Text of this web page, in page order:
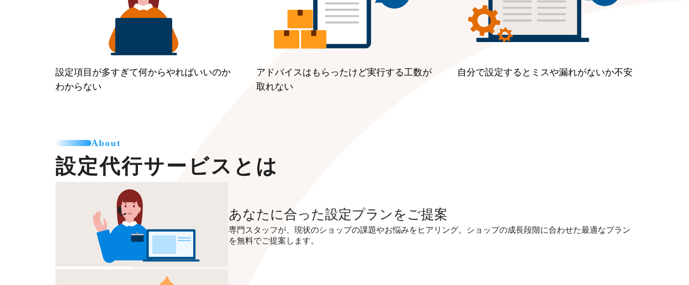
設定項目が多すぎて何からやればいいのか
わからない
アドバイスはもらったけど実行する工数が
取れない
自分で設定するとミスや漏れがないか不安
About
設定代行サービスとは
あなたに合った設定プランをご提案
専門スタッフが、現状のショップの課題やお悩みをヒアリング。ショップの成長段階に合わせた最適なプラン
を無料でご提案します。